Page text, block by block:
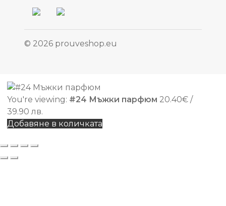
© 2026 prouveshop.eu
You're viewing: #24 Мъжки парфюм 20.40€ /
39.90 лв.
Добавяне в количката